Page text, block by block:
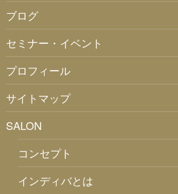
ブログ
セミナー・イベント
プロフィール
サイトマップ
SALON
コンセプト
インディバとは